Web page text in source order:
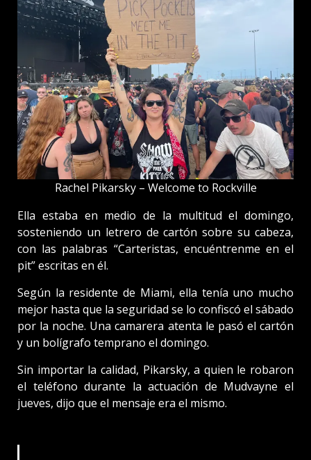
Rachel Pikarsky – Welcome to Rockville
Ella estaba en medio de la multitud el domingo,
sosteniendo un letrero de cartón sobre su cabeza,
con las palabras “Carteristas, encuéntrenme en el
pit” escritas en él.
Según la residente de Miami, ella tenía uno mucho
mejor hasta que la seguridad se lo confiscó el sábado
por la noche. Una camarera atenta le pasó el cartón
y un bolígrafo temprano el domingo.
Sin importar la calidad, Pikarsky, a quien le robaron
el teléfono durante la actuación de Mudvayne el
jueves, dijo que el mensaje era el mismo.